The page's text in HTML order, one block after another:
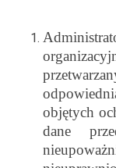
objętych
dane